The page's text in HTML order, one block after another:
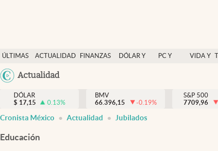
ÚLTIMAS
NOTICIAS
ACTUALIDAD
FINANZAS
DÓLAR Y
PC Y
VIDA Y
México
Actualidad
Actualidad
Finanzas y economía
Dólar y mercados
DÓLAR
$ 17,15 0.13%
BMV
66.396,15
-0.19%
S&P 500
7709,96
Cronista México Actualidad Jubilados
Educación